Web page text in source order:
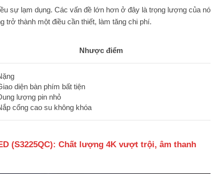
sự lạm dụng. Các vấn đề lớn hơn ở đây là trọng lượng của nó
trở thành một điều cần thiết, làm tăng chi phí.
Nhược điểm
diện bàn phím bất tiện
lượng pin nhỏ
cổng cao su không khóa
(S3225QC): Chất lượng 4K vượt trội, âm thanh